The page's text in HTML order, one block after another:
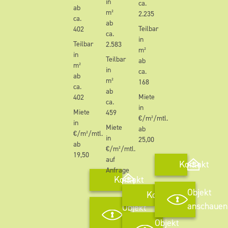
ab
ca.
402
Teilbar
in
m²
ab
ca.
402
Miete
in
€/m²/mtl.
ab
19,50
Kontakt
Objekt
anschauen
m²
ab
ca.
2.583
Teilbar
in
m²
ab
ca.
459
Miete
in
€/m²/mtl.
auf
Anfrage
Kontakt
Objekt
ca.
2.235
Teilbar
in
m²
ab
ca.
168
Miete
in
€/m²/mtl.
ab
25,00
Kontakt
Objekt
anschauen